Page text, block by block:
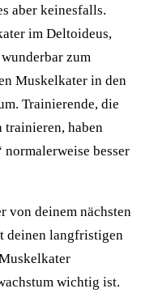
aber keinesfalls.
im Deltoideus,
zum
Muskelkater in den
Trainierende, die
haben
besser
von deinem nächsten
deinen langfristigen
wichtig ist.